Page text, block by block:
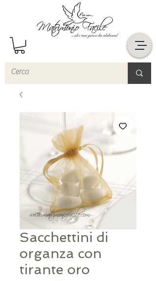
Sacchettini di
organza con
tirante oro